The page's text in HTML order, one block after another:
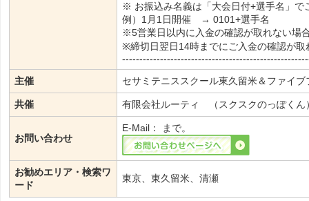
※ お振込み名義は「大会日付+選手名」で
例）1月1日開催 → 0101+選手名
※5営業日以内に入金の確認が取れない場
※締切日翌日14時までにご入金の確認が
主催
セサミテニススクール東久留米＆ファイ
共催 有限会社ルーティ （スクスクのっぽくん
お問い合わせ
E-Mail： まで。
お勧めエリア・検索ワ
ード
東京、東久留米、清瀬